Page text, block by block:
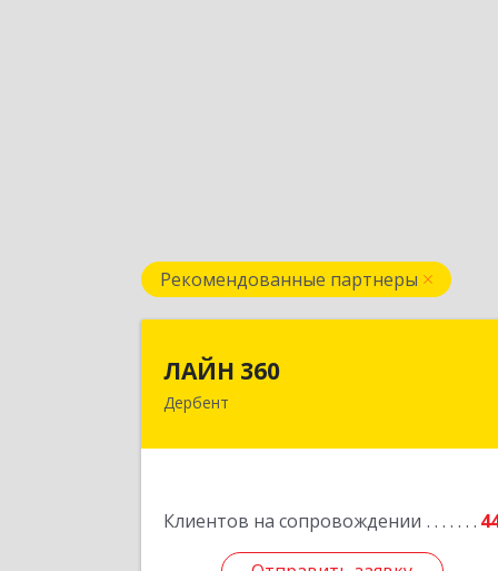
Рекомендованные партнеры
ЛАЙН 360
Дербент
Клиентов на сопровождении
368600, Дагестан Респ, Дербент г,